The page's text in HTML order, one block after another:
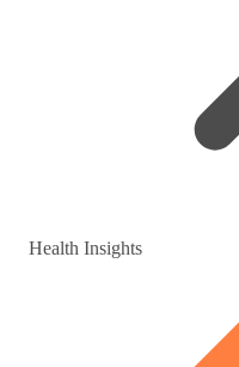
Health Insights